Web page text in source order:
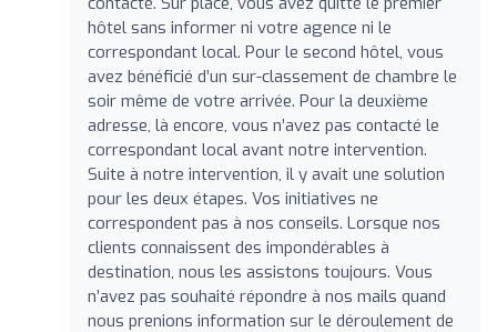
hôtel sans informer ni votre agence ni le
correspondant local. Pour le second hôtel, vous
avez bénéficié d’un sur-classement de chambre le
soir même de votre arrivée. Pour la deuxième
adresse, là encore, vous n’avez pas contacté le
correspondant local avant notre intervention.
Suite à notre intervention, il y avait une solution
pour les deux étapes. Vos initiatives ne
correspondent pas à nos conseils. Lorsque nos
clients connaissent des impondérables à
destination, nous les assistons toujours. Vous
n’avez pas souhaité répondre à nos mails quand
nous prenions information sur le déroulement de